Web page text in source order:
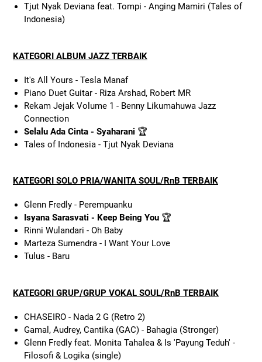
Tjut Nyak Deviana feat. Tompi - Anging Mamiri (Tales of
Indonesia)
KATEGORI ALBUM JAZZ TERBAIK
It's All Yours - Tesla Manaf
Piano Duet Guitar - Riza Arshad, Robert MR
Rekam Jejak Volume 1 - Benny Likumahuwa Jazz
Connection
Selalu Ada Cinta - Syaharani 🏆
Tales of Indonesia - Tjut Nyak Deviana
KATEGORI SOLO PRIA/WANITA SOUL/RnB TERBAIK
Glenn Fredly - Perempuanku
Isyana Sarasvati - Keep Being You🏆
Rinni Wulandari - Oh Baby
Marteza Sumendra - I Want Your Love
Tulus - Baru
KATEGORI GRUP/GRUP VOKAL SOUL/RnB TERBAIK
CHASEIRO - Nada 2 G (Retro 2)
Gamal, Audrey, Cantika (GAC) - Bahagia (Stronger)
Glenn Fredly feat. Monita Tahalea & Is 'Payung Teduh' -
Filosofi & Logika (single)